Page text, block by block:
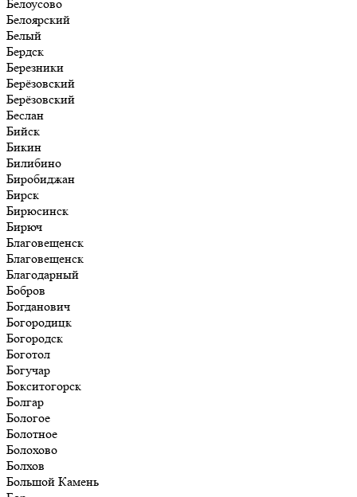
Белоусово
Белоярский
Белый
Бердск
Березники
Берёзовский
Берёзовский
Беслан
Бийск
Бикин
Билибино
Биробиджан
Бирск
Бирюсинск
Бирюч
Благовещенск
Благовещенск
Благодарный
Бобров
Богданович
Богородицк
Богородск
Боготол
Богучар
Бокситогорск
Болгар
Бологое
Болотное
Болохово
Болхов
Большой Камень